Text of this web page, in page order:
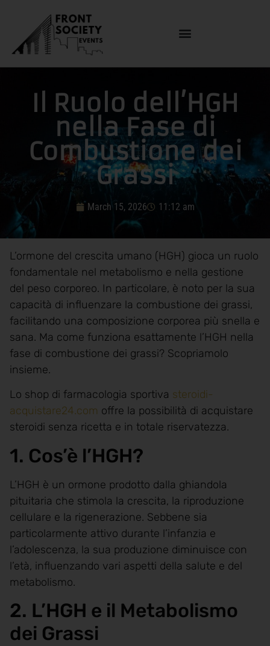
Il Ruolo dell’HGH
nella Fase di
Combustione dei
Grassi
March 15, 2026 11:12 am
L’ormone del crescita umano (HGH) gioca un ruolo
fondamentale nel metabolismo e nella gestione
del peso corporeo. In particolare, è noto per la sua
capacità di influenzare la combustione dei grassi,
facilitando una composizione corporea più snella e
sana. Ma come funziona esattamente l’HGH nella
fase di combustione dei grassi? Scopriamolo
insieme.
Lo shop di farmacologia sportiva steroidi-
acquistare24.com offre la possibilità di acquistare
steroidi senza ricetta e in totale riservatezza.
1. Cos’è l’HGH?
L’HGH è un ormone prodotto dalla ghiandola
pituitaria che stimola la crescita, la riproduzione
cellulare e la rigenerazione. Sebbene sia
particolarmente attivo durante l’infanzia e
l’adolescenza, la sua produzione diminuisce con
l’età, influenzando vari aspetti della salute e del
metabolismo.
2. L’HGH e il Metabolismo
dei Grassi